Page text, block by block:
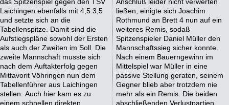
Laichingen ebenfalls mit 4,5:3,5
und setzte sich an die
Tabellenspitze. Damit sind die
Aufstiegspläne sowohl der Ersten
als auch der Zweiten im Soll. Die
zweite Mannschaft musste sich
nach dem Auftakterfolg gegen
Mitfavorit Vöhringen nun dem
Tabellenführer aus Laichingen
stellen. Auch hier kam es zu
einem schnellen direkten
ließen, einigte sich Joachim
Rothmund an Brett 4 nun auf ein
weiteres Remis, sodaß
Spitzenspieler Daniel Müller den
Mannschaftssieg sicher konnte.
Nach einem Bauerngewinn im
Mittelspiel war Müller in eine
passive Stellung geraten, seinem
Gegner blieb aber trotzdem nie
mehr als ein Remis. Die beiden
abschließenden Verlustpartien